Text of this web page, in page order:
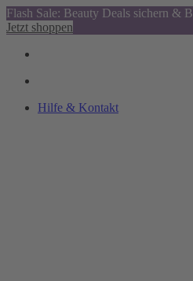
Flash Sale: Beauty Deals sichern &
Jetzt shoppen
Hilfe & Kontakt